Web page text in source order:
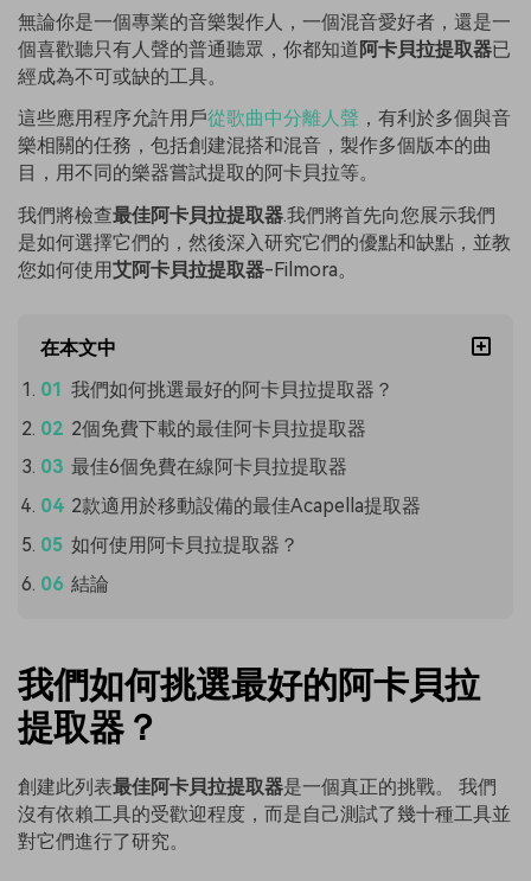
無論你是一個專業的音樂製作人，一個混音愛好者，還是一
個喜歡聽只有人聲的普通聽眾，你都知道阿卡貝拉提取器已
經成為不可或缺的工具。
這些應用程序允許用戶從歌曲中分離人聲 ，有利於多個與音
樂相關的任務，包括創建混搭和混音，製作多個版本的曲
目，用不同的樂器嘗試提取的阿卡貝拉等。
我們將檢查最佳阿卡貝拉提取器.我們將首先向您展示我們
是如何選擇它們的，然後深入研究它們的優點和缺點，並教
您如何使用艾阿卡貝拉提取器-Filmora。
在本文中
我們如何挑選最好的阿卡貝拉提取器？
2個免費下載的最佳阿卡貝拉提取器
最佳6個免費在線阿卡貝拉提取器
2款適用於移動設備的最佳Acapella提取器
如何使用阿卡貝拉提取器？
結論
我們如何挑選最好的阿卡貝拉
提取器？
創建此列表最佳阿卡貝拉提取器是一個真正的挑戰。 我們
沒有依賴工具的受歡迎程度，而是自己測試了幾十種工具並
對它們進行了研究。